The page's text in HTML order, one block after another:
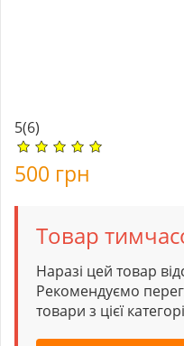
5(6)
500 грн
Товар
Наразі цей товар
Рекомендуємо
товари з цієї